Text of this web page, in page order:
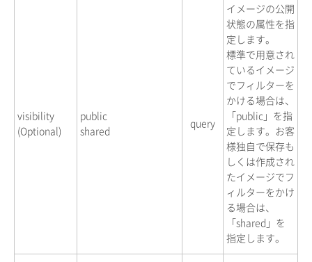
visibility
(Optional)
public
shared
query
イメージの公開
状態の属性を指
定します。
標準で用意され
ているイメージ
でフィルターを
かける場合は、
「public」を指
定します。お客
様独自で保存も
しくは作成され
たイメージでフ
ィルターをかけ
る場合は、
「shared」を
指定します。